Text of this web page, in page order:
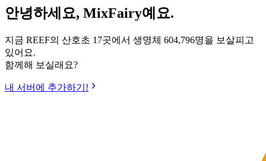
안녕하세요, MixFairy예요.
지금 REEF의 산호초 17곳에서 생명체 604,796명을 보살피고
있어요.
함께해 보실래요?
내 서버에 추가하기!